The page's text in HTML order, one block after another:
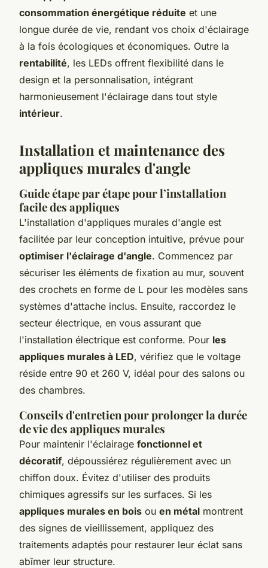
consommation énergétique réduite et une
longue durée de vie, rendant vos choix d'éclairage
à la fois écologiques et économiques. Outre la
rentabilité, les LEDs offrent flexibilité dans le
design et la personnalisation, intégrant
harmonieusement l'éclairage dans tout style
intérieur.
Installation et maintenance des
appliques murales d'angle
Guide étape par étape pour l’installation
facile des appliques
L'installation d'appliques murales d'angle est
facilitée par leur conception intuitive, prévue pour
optimiser l'éclairage d'angle. Commencez par
sécuriser les éléments de fixation au mur, souvent
des crochets en forme de L pour les modèles sans
systèmes d'attache inclus. Ensuite, raccordez le
secteur électrique, en vous assurant que
l'installation électrique est conforme. Pour les
appliques murales à LED, vérifiez que le voltage
réside entre 90 et 260 V, idéal pour des salons ou
des chambres.
Conseils d'entretien pour prolonger la durée
de vie des appliques murales
Pour maintenir l'éclairage fonctionnel et
décoratif, dépoussiérez régulièrement avec un
chiffon doux. Évitez d'utiliser des produits
chimiques agressifs sur les surfaces. Si les
appliques murales en bois ou en métal montrent
des signes de vieillissement, appliquez des
traitements adaptés pour restaurer leur éclat sans
abîmer leur structure.